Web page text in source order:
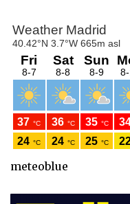
meteoblue